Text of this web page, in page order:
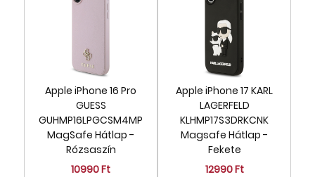
Apple iPhone 16 Pro
GUESS
GUHMP16LPGCSM4MP
MagSafe Hátlap -
Rózsaszín
10990 Ft
Apple iPhone 17 KARL
LAGERFELD
KLHMP17S3DRKCNK
Magsafe Hátlap -
Fekete
12990 Ft